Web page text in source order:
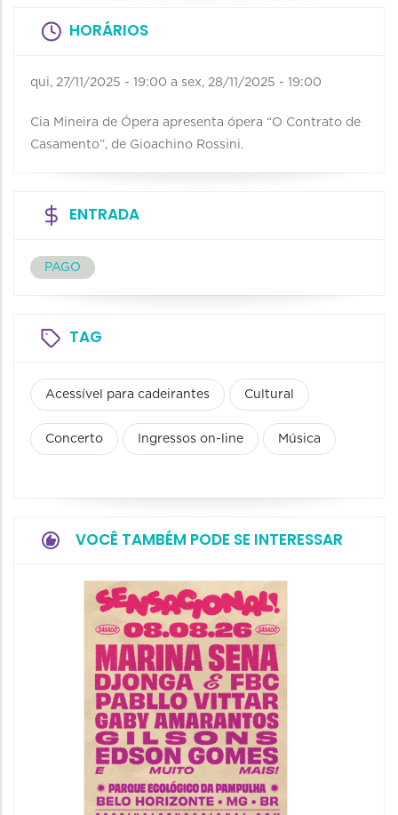
HORÁRIOS
qui, 27/11/2025 - 19:00 a sex, 28/11/2025 - 19:00
Cia Mineira de Ópera apresenta ópera “O Contrato de
Casamento”, de Gioachino Rossini.
ENTRADA
PAGO
TAG
Acessível para cadeirantes Cultural
Concerto Ingressos on-line Música
VOCÊ TAMBÉM PODE SE INTERESSAR